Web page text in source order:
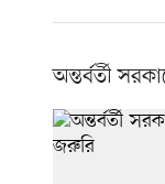
অন্তর্বর্তী